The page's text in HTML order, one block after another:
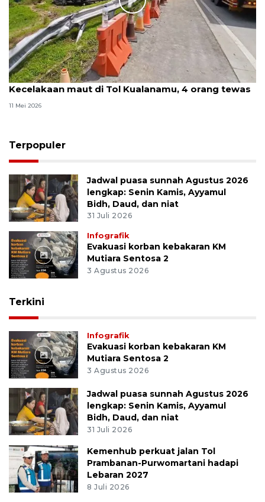
Kecelakaan maut di Tol Kualanamu, 4 orang tewas
11 Mei 2026
Terpopuler
Jadwal puasa sunnah Agustus 2026
lengkap: Senin Kamis, Ayyamul
Bidh, Daud, dan niat
31 Juli 2026
Infografik
Evakuasi korban kebakaran KM
Mutiara Sentosa 2
3 Agustus 2026
Terkini
Infografik
Evakuasi korban kebakaran KM
Mutiara Sentosa 2
3 Agustus 2026
Jadwal puasa sunnah Agustus 2026
lengkap: Senin Kamis, Ayyamul
Bidh, Daud, dan niat
31 Juli 2026
Kemenhub perkuat jalan Tol
Prambanan-Purwomartani hadapi
Lebaran 2027
8 Juli 2026